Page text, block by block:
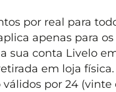
por real para
apenas para
sua conta Livelo
em loja física.
por 24